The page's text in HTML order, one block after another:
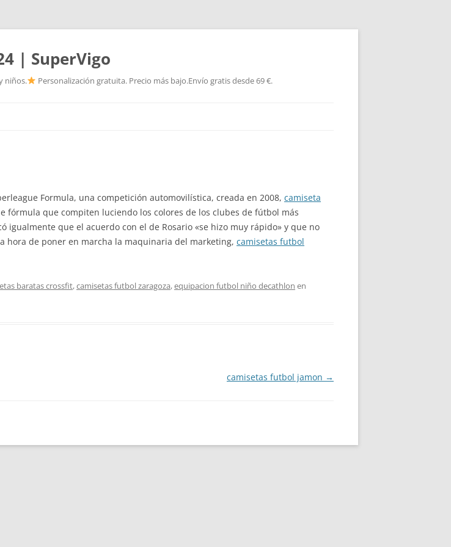
| SuperVigo
niños. Personalización gratuita. Precio más bajo.Envío gratis desde 69 €.
Formula, una competición automovilística, creada en 2008, camiseta
fórmula que compiten luciendo los colores de los clubes de fútbol más
igualmente que el acuerdo con el de Rosario «se hizo muy rápido» y que no
hora de poner en marcha la maquinaria del marketing, camisetas futbol
baratas crossfit,camisetas futbol zaragoza,equipacion futbol niño decathlon en
camisetas futbol jamon →